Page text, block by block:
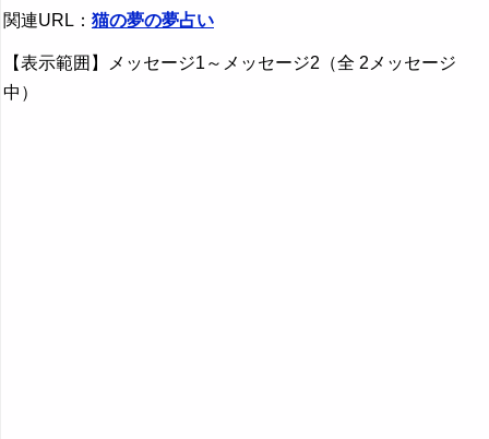
関連URL： 猫の夢の夢占い
【表示範囲】メッセージ1～メッセージ2（全 2メッセージ
中）